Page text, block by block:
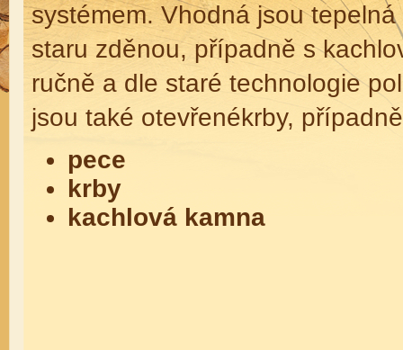
systémem. Vhodná jsou
staru zděnou, případně s
ručně a dle staré technologie
jsou také otevřenékrby,
pece
krby
kachlová kamna